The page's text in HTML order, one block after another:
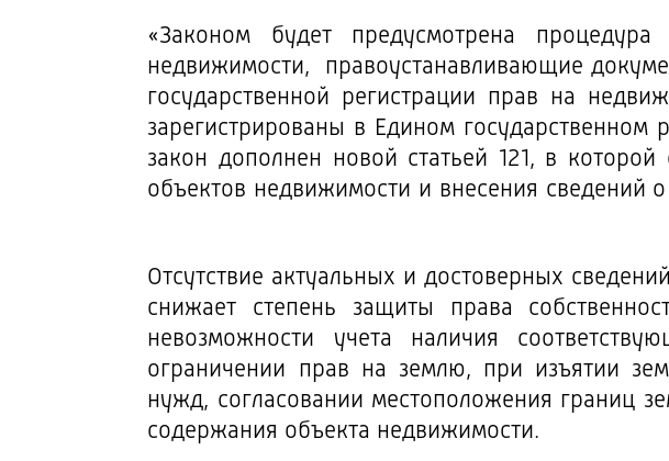
«Законом будет предусмотрена
недвижимости, правоустанавливающие
государственной регистрации прав на
зарегистрированы в Едином
закон дополнен новой статьей 121, в
объектов недвижимости и внесения сведений
Отсутствие актуальных и достоверных
снижает степень защиты права
невозможности учета наличия
ограничении прав на землю, при изъятии
нужд, согласовании местоположения границ
содержания объекта недвижимости.